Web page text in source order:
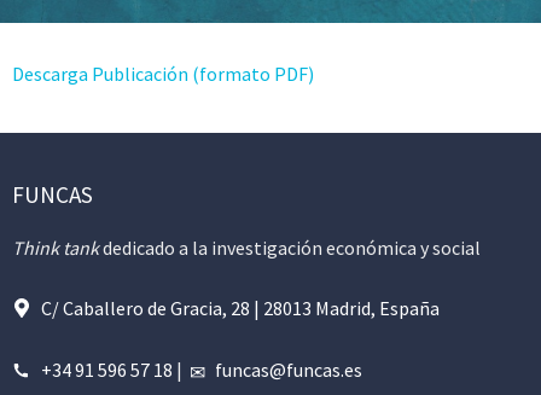
Descarga Publicación (formato PDF)
FUNCAS
Think tankdedicado a la investigación económica y social
C/ Caballero de Gracia, 28 | 28013 Madrid, España
+34 91 596 57 18 | funcas@funcas.es